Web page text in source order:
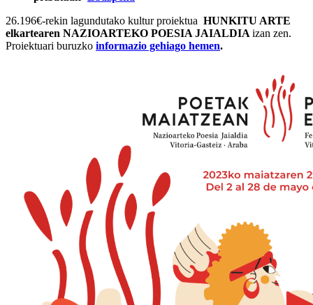
26.196€-rekin lagundutako kultur proiektua HUNKITU ARTE
elkartearen NAZIOARTEKO POESIA JAIALDIA izan zen.
Proiektuari buruzko informazio gehiago hemen.